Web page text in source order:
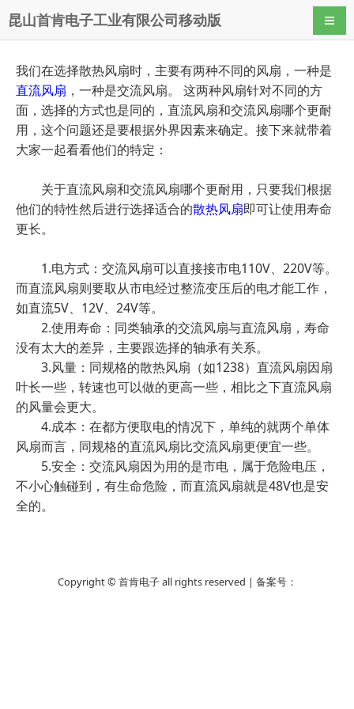
昆山首肯电子工业有限公司移动版 导航
我们在选择散热风扇时，主要有两种不同的风扇，一种是
直流风扇 ，一种是交流风扇。 这两种风扇针对不同的方
面，选择的方式也是同的，直流风扇和交流风扇哪个更耐
用，这个问题还是要根据外界因素来确定。接下来就带着
大家一起看看他们的特定：
关于直流风扇和交流风扇哪个更耐用，只要我们根据
他们的特性然后进行选择适合的散热风扇即可让使用寿命
更长。
1.电方式：交流风扇可以直接接市电110V、220V等。
而直流风扇则要取从市电经过整流变压后的电才能工作，
如直流5V、12V、24V等。
2.使用寿命：同类轴承的交流风扇与直流风扇，寿命
没有太大的差异，主要跟选择的轴承有关系。
3.风量：同规格的散热风扇（如1238）直流风扇因扇
叶长一些，转速也可以做的更高一些，相比之下直流风扇
的风量会更大。
4.成本：在都方便取电的情况下，单纯的就两个单体
风扇而言，同规格的直流风扇比交流风扇更便宜一些。
5.安全：交流风扇因为用的是市电，属于危险电压，
不小心触碰到，有生命危险，而直流风扇就是48V也是安
全的。
Copyright © 首肯电子 all rights reserved | 备案号：